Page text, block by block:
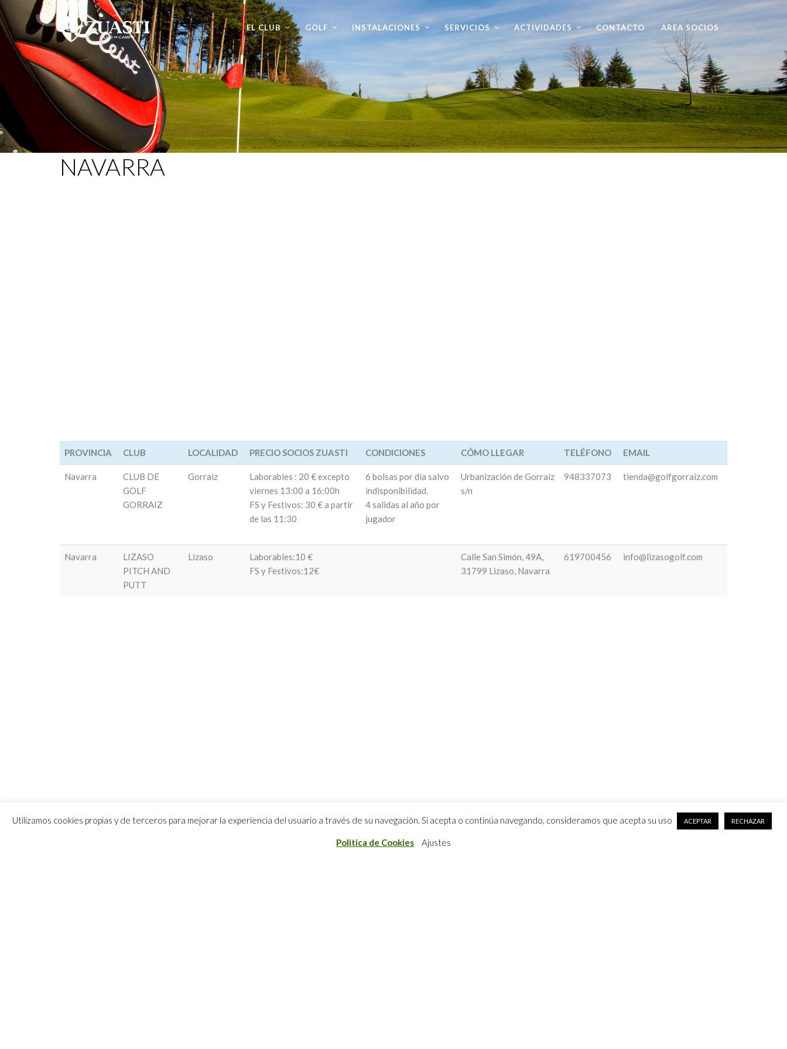
EL CLUB GOLF INSTALACIONES SERVICIOS ACTIVIDADES CONTACTO AREA SOCIOS
NAVARRA
PROVINCIA CLUB LOCALIDAD PRECIO SOCIOS ZUASTI CONDICIONES CÓMO LLEGAR TELÉFONO
EMAIL
PROVINCIA
CLUB LOCALIDAD PRECIO SOCIOS ZUASTI CONDICIONES CÓMO LLEGAR TELÉFONO EMAIL
Navarra
CLUB DE
GOLF
GORRAIZ
Gorraiz
Laborables : 20 € excepto
viernes 13:00 a 16:00h
FS y Festivos: 30 € a partir
de las 11:30
6 bolsas por día salvo
indisponibilidad.
4 salidas al año por
jugador
Urbanización de Gorraiz
s/n
948337073 tienda@golfgorraiz.com
Navarra
LIZASO
PITCH AND
PUTT
Lizaso
Laborables:10 €
FS y Festivos:12€
Calle San Simón, 49A,
31799 Lizaso, Navarra
619700456 info@lizasogolf.com
Utilizamos cookies propias y de terceros para mejorar la experiencia del usuario a través de su navegación. Si acepta o continúa navegando, consideramos que acepta su uso ACEPTAR RECHAZAR
Politica de Cookies Ajustes